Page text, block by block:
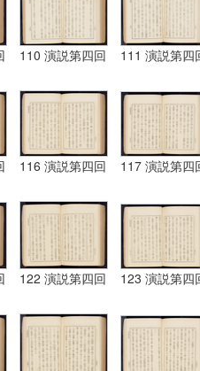
110 演説第四回 111 演説第四
116 演説第四回 117 演説第四
122 演説第四回 123 演説第四